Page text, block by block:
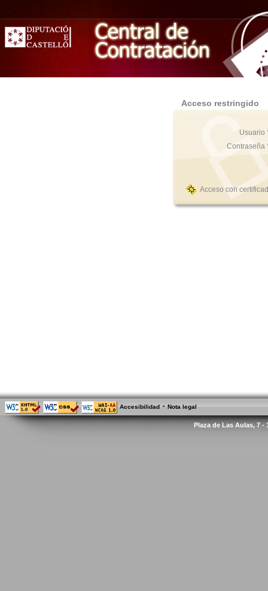
Acceso restringido
Usuario
Contraseña
Acceso con
Accesibilidad - Nota legal
Plaza de Las Aulas, 7 -